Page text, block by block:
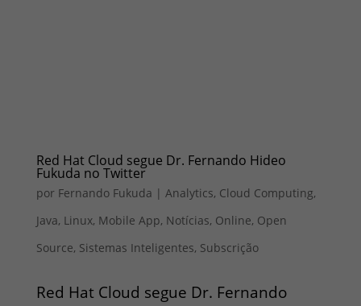
Red Hat Cloud segue Dr. Fernando Hideo
Fukuda no Twitter
por Fernando Fukuda | Analytics, Cloud Computing,
Java, Linux, Mobile App, Notícias, Online, Open
Source, Sistemas Inteligentes, Subscrição
Red Hat Cloud segue Dr. Fernando